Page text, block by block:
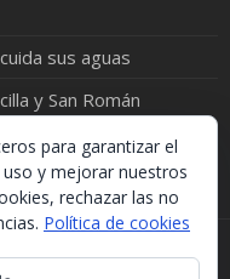
sus aguas
y San Román
foto!
cogerlo, lo único
para garantizar el
y mejorar nuestros
rechazar las no
Política de cookies